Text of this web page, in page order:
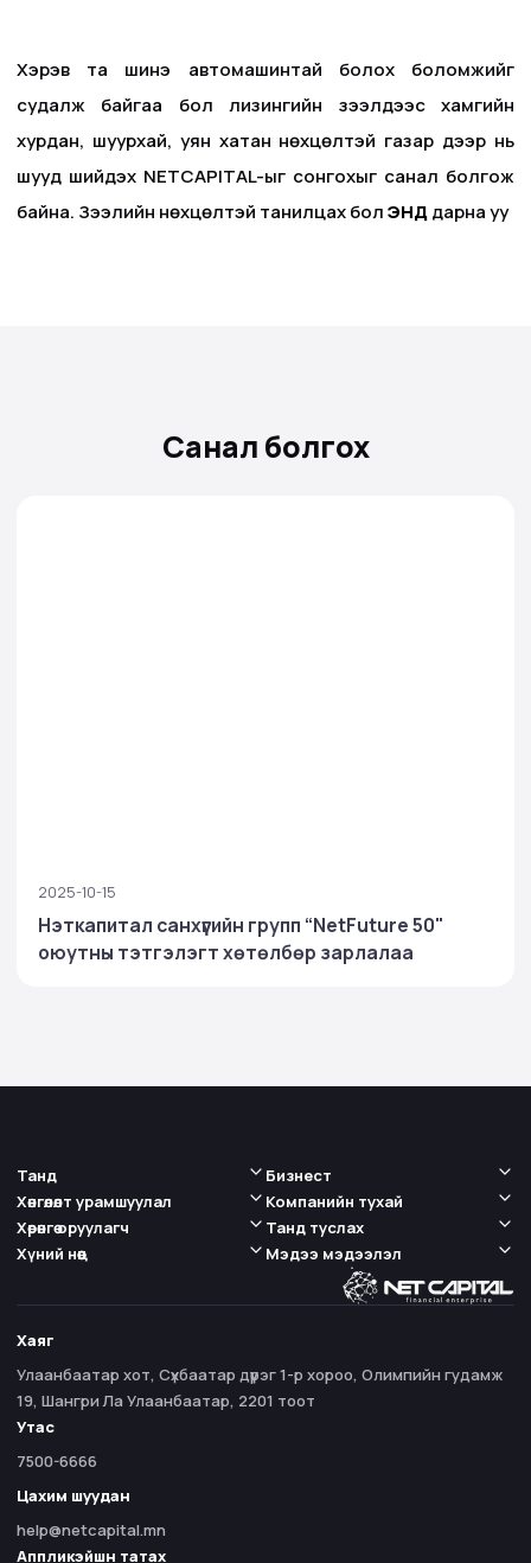
Хэрэв та шинэ автомашинтай болох боломжийг
судалж байгаа бол лизингийн зээлүүдээс хамгийн
хурдан, шуурхай, уян хатан нөхцөлтэй газар дээр нь
шууд шийдэх NETCAPITAL-ыг сонгохыг санал болгож
байна. Зээлийн нөхцөлтэй танилцах болЭНДдарна уу
Санал болгох
2025-10-15
Нэткапитал санхүүгийн групп “NetFuture 50"
оюутны тэтгэлэгт хөтөлбөр зарлалаа
Танд
Хөнгөлөлт урамшуулал
Бизнест
Компанийн тухай
Хөрөнгө оруулагч
Хүний нөөц
Танд туслах
Мэдээ мэдээлэл
Хаяг
Улаанбаатар хот, Сүхбаатар дүүрэг 1-р хороо, Олимпийн гудамж
19, Шангри Ла Улаанбаатар, 2201 тоот
Утас
7500-6666
Цахим шуудан
help@netcapital.mn
Аппликэйшн татах